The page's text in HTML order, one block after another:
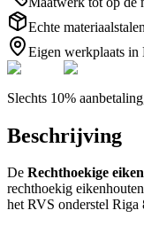
Echte materiaalstalen
Eigen werkplaats in
Slechts 10%
Beschrijving
De Rechthoekige
rechthoekig
het RVS onderstel Riga